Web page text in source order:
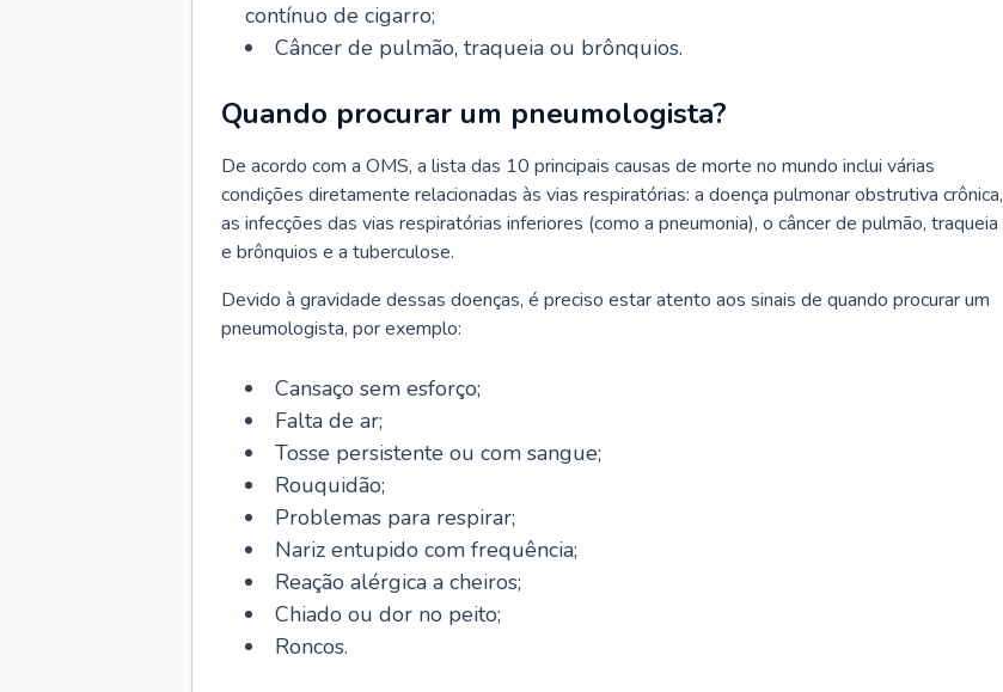
contínuo de cigarro;
Câncer de pulmão, traqueia ou brônquios.
Quando procurar um pneumologista?
De acordo com a OMS, a lista das 10 principais causas de morte no mundo inclui várias
condições diretamente relacionadas às vias respiratórias: a doença pulmonar obstrutiva crônica,
as infecções das vias respiratórias inferiores (como a pneumonia), o câncer de pulmão, traqueia
e brônquios e a tuberculose.
Devido à gravidade dessas doenças, é preciso estar atento aos sinais de quando procurar um
pneumologista, por exemplo:
Cansaço sem esforço;
Falta de ar;
Tosse persistente ou com sangue;
Rouquidão;
Problemas para respirar;
Nariz entupido com frequência;
Reação alérgica a cheiros;
Chiado ou dor no peito;
Roncos.